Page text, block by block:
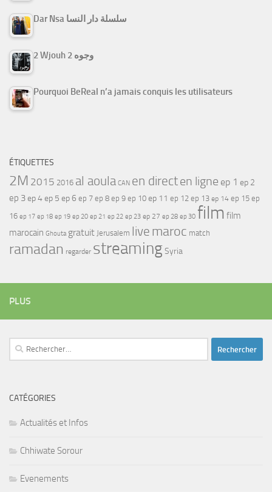
Dar Nsa سلسلة دار النسا
2 Wjouh 2 وجوه
Pourquoi BeReal n’a jamais conquis les utilisateurs
ÉTIQUETTES
2M 2015 2016 al aoula CAN en directen ligne ep 1 ep 2
ep 3ep 4ep 5 ep 6 ep 7 ep 8 ep 9 ep 10 ep 11 ep 12 ep 13 ep 14 ep 15 ep
16 ep 17 ep 18 ep 19 ep 20 ep 21 ep 22 ep 23 ep 27 ep 28 ep 30 film film
marocain Ghouta gratuit Jerusalem live maroc match
ramadan regarder streamingSyria
PLUS
Rechercher :
CATÉGORIES
Actualités et Infos
Chhiwate Sorour
Evenements